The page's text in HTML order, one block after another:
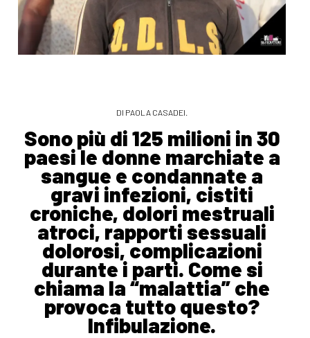
DI PAOLA CASADEI.
Sono più di 125 milioni in 30
paesi le donne marchiate a
sangue e condannate a
gravi infezioni, cistiti
croniche, dolori mestruali
atroci, rapporti sessuali
dolorosi, complicazioni
durante i parti. Come si
chiama la “malattia” che
provoca tutto questo?
Infibulazione.